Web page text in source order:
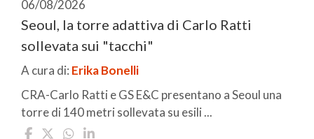
06/08/2026
Seoul, la torre adattiva di Carlo Ratti
sollevata sui "tacchi"
A cura di: Erika Bonelli
CRA-Carlo Ratti e GS E&C presentano a Seoul una
torre di 140 metri sollevata su esili ...